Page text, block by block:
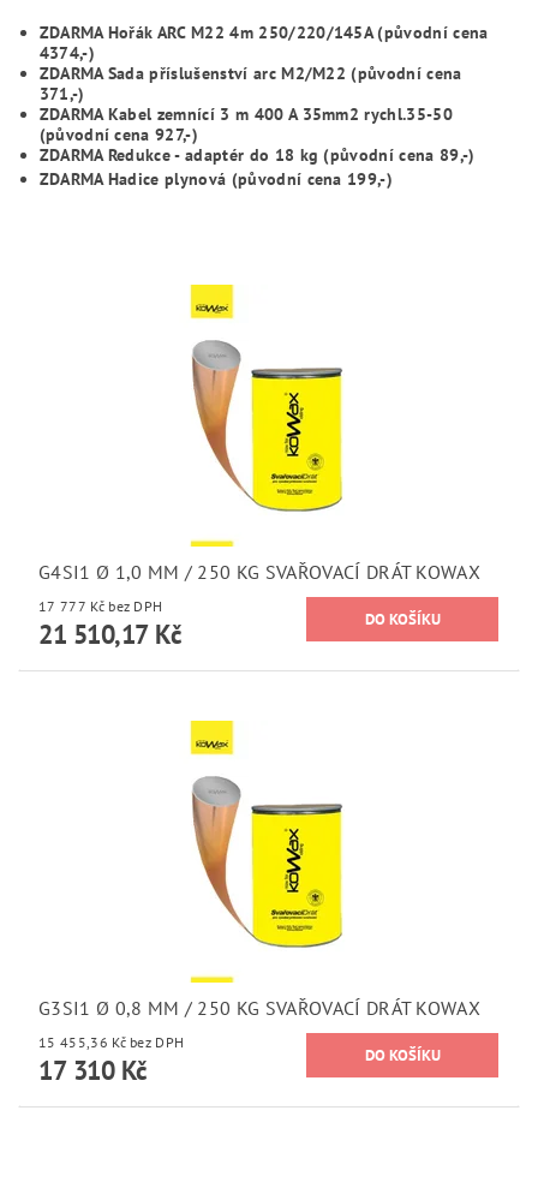
ZDARMA Hořák ARC M22 4m 250/220/145A (původní cena
4374,-)
ZDARMA Sada příslušenství arc M2/M22 (původní cena
371,-)
ZDARMA Kabel zemnící 3 m 400 A 35mm2 rychl.35-50
(původní cena927,-)
ZDARMA Redukce - adaptér do 18 kg (původní cena 89,-)
ZDARMA Hadice plynová (původní cena 199,-)
G4SI1 Ø 1,0 MM / 250 KG SVAŘOVACÍ DRÁT KOWAX
17 777 Kč bez DPH
21 510,17 Kč
G3SI1 Ø 0,8 MM / 250 KG SVAŘOVACÍ DRÁT KOWAX
15 455,36 Kč bez DPH
17 310 Kč